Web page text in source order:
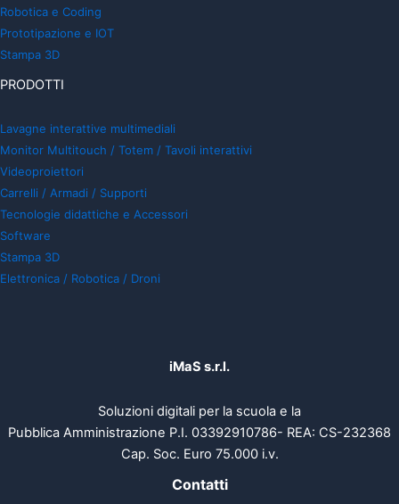
Robotica e Coding
Prototipazione e IOT
Stampa 3D
PRODOTTI
Lavagne interattive multimediali
Monitor Multitouch / Totem / Tavoli interattivi
Videoproiettori
Carrelli / Armadi / Supporti
Tecnologie didattiche e Accessori
Software
Stampa 3D
Elettronica / Robotica / Droni
iMaS s.r.l.
Soluzioni digitali per la scuola e la
Pubblica Amministrazione P.I. 03392910786- REA: CS-232368
Cap. Soc. Euro 75.000 i.v.
Contatti